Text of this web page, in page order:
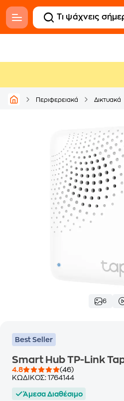
Περιφερειακά Δικτυακά
6
Best Seller
Smart Hub TP-Link
4.8
(46)
ΚΩΔΙΚΟΣ: 1764144
Άμεσα Διαθέσιμο